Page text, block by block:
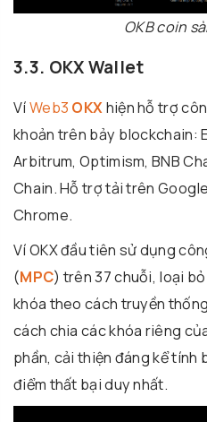
OKB coin
3.3. OKX Wallet
VíWeb3 OKXhiện hỗ trợ
khoản trên bảy blockchain:
Arbitrum, Optimism, BNB
Chain. Hỗ trợ tải trên
Chrome.
Ví OKX đầu tiên sử dụng
(MPC) trên 37 chuỗi, loại
khóa theo cách truyền
cách chia các khóa riêng
phần, cải thiện đáng kể tính
điểm thất bại duy nhất.